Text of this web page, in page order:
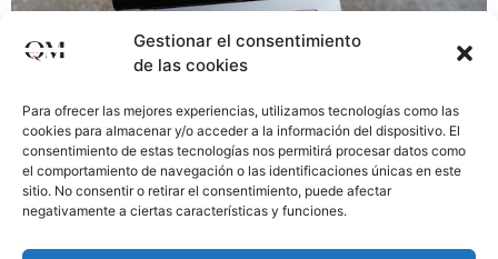
Gestionar el consentimiento
de las cookies
Para ofrecer las mejores experiencias, utilizamos tecnologías como las
cookies para almacenar y/o acceder a la información del dispositivo. El
consentimiento de estas tecnologías nos permitirá procesar datos como
el comportamiento de navegación o las identificaciones únicas en este
sitio. No consentir o retirar el consentimiento, puede afectar
negativamente a ciertas características y funciones.
En el mundo del comercio electrónico, el catálogo de
productos es una herramienta fundamental para atraer
a los clientes, mostrar la variedad de productos